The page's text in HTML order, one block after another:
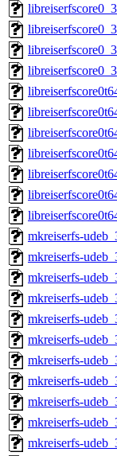
mkreiserfs-
mkreiserfs-
mkreiserfs-
mkreiserfs-
mkreiserfs-
mkreiserfs-
mkreiserfs-
mkreiserfs-
mkreiserfs-
mkreiserfs-
mkreiserfs-